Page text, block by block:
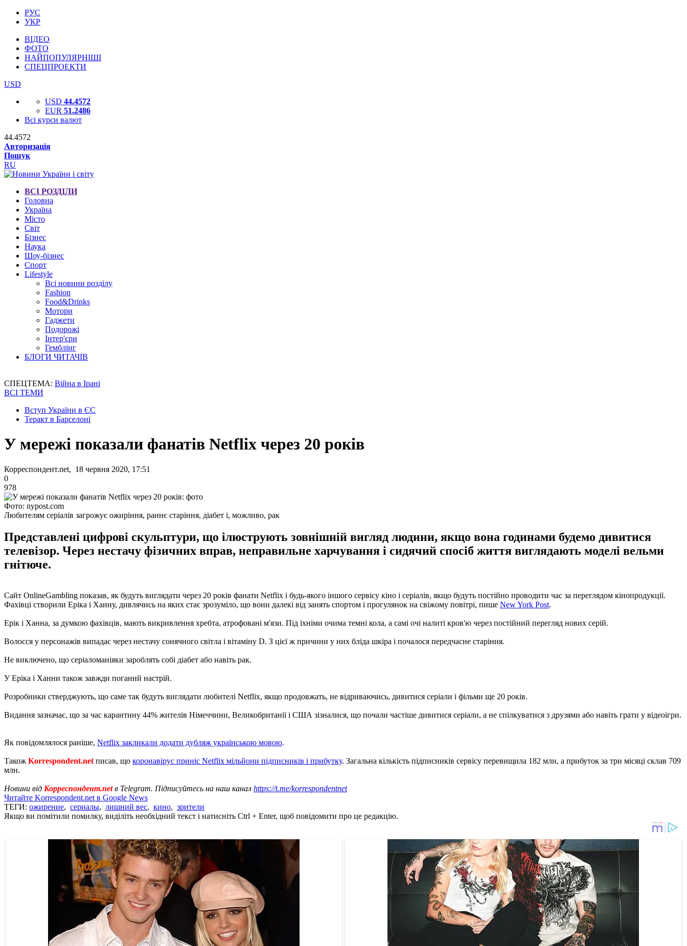
РУС
УКР
ВІДЕО
ФОТО
НАЙПОПУЛЯРНІШІ
СПЕЦПРОЕКТИ
USD
USD 44.4572
EUR 51.2486
Всі курси валют
44.4572
Авторизація
Пошук
RU
ВСІ РОЗДІЛИ
Головна
Україна
Місто
Світ
Бізнес
Наука
Шоу-бізнес
Спорт
Lifestyle
Всі новини розділу
Fashion
Food&Drinks
Мотори
Гаджети
Подорожі
Інтер'єри
Гемблінг
БЛОГИ ЧИТАЧІВ
СПЕЦТЕМА: Війна в Ірані
ВСІ ТЕМИ
Вступ України в ЄС
Теракт в Барселоні
У мережі показали фанатів Netflix через 20 років
Корреспондент.net, 18 червня 2020, 17:51
0
978
Фото: nypost.com
Любителям серіалів загрожує ожиріння, раннє старіння, діабет і, можливо, рак
Представлені цифрові скульптури, що ілюструють зовнішній вигляд людини, якщо вона годинами будемо дивитися
телевізор. Через нестачу фізичних вправ, неправильне харчування і сидячий спосіб життя виглядають моделі вельми
гнітюче.
Сайт OnlineGambling показав, як будуть виглядати через 20 років фанати Netflix і будь-якого іншого сервісу кіно і серіалів, якщо будуть постійно проводити час за переглядом кінопродукції.
Фахівці створили Еріка і Ханну, дивлячись на яких стає зрозуміло, що вони далекі від занять спортом і прогулянок на свіжому повітрі, пише New York Post.
Ерік і Ханна, за думкою фахівців, мають викривлення хребта, атрофовані м'язи. Під їхніми очима темні кола, а самі очі налиті кров'ю через постійний перегляд нових серій.
Волосся у персонажів випадає через нестачу сонячного світла і вітаміну D. З цієї ж причини у них бліда шкіра і почалося передчасне старіння.
Не виключено, що серіаломаніяки зароблять собі діабет або навіть рак.
У Еріка і Ханни також завжди поганий настрій.
Розробники стверджують, що саме так будуть виглядати любителі Netflix, якщо продовжать, не відриваючись, дивитися серіали і фільми ще 20 років.
Видання зазначає, що за час карантину 44% жителів Німеччини, Великобританії і США зізналися, що почали частіше дивитися серіали, а не спілкуватися з друзями або навіть грати у відеоігри.
Як повідомлялося раніше, Netflix закликали додати дубляж українською мовою.
Також Korrespondent.net писав, що коронавірус приніс Netflix мільйони підписників і прибутку. Загальна кількість підписників сервісу перевищила 182 млн, а прибуток за три місяці склав 709
млн.
Новини від Корреспондент.netв Telegram. Підписуйтесь на наш канал https://t.me/korrespondentnet
Читайте Korrespondent.net в Google News
ТЕГИ: ожирение, сериалы, лишний вес, кино, зрители
Якщо ви помітили помилку, виділіть необхідний текст і натисніть Ctrl + Enter, щоб повідомити про це редакцію.